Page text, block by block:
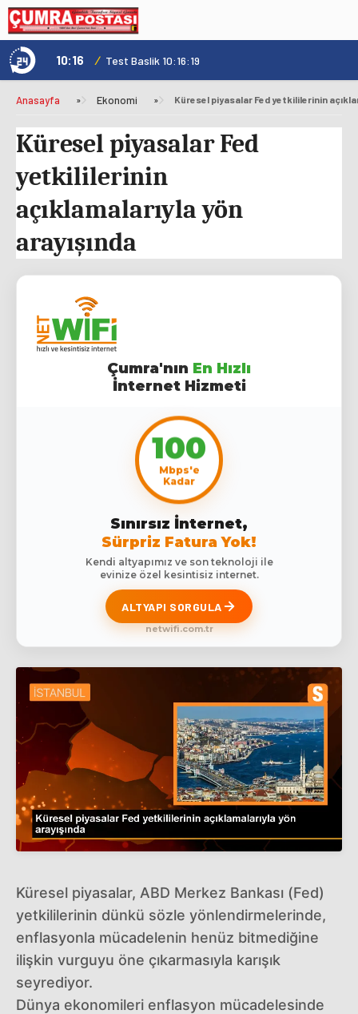
10:16 / Test Baslik 10:16:19
Anasayfa » Ekonomi » Küresel piyasalar Fed yetkililerinin
Küresel piyasalar Fed
yetkililerinin
açıklamalarıyla yön
arayışında
Çumra'nın En Hızlı
İnternet Hizmeti
100
Mbps'e
Kadar
Sınırsız İnternet,
Sürpriz Fatura Yok!
Kendi altyapımız ve son teknoloji ile
evinize özel kesintisiz internet.
ALTYAPI SORGULA
netwifi.com.tr
Küresel piyasalar, ABD Merkez Bankası (Fed)
yetkililerinin dünkü sözle yönlendirmelerinde,
enflasyonla mücadelenin henüz bitmediğine
ilişkin vurguyu öne çıkarmasıyla karışık
seyrediyor.
Dünya ekonomileri enflasyon mücadelesinde